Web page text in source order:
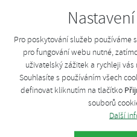
Pro poskytování služeb používáme
pro fungování webu nutné,
uživatelský zážitek a rychleji
Souhlasíte s používáním všech
definovat kliknutím na tlačítko
souborů
Další
Bioplynová stanice
588 12 Dobronín, Ždírecká
2010
Detail